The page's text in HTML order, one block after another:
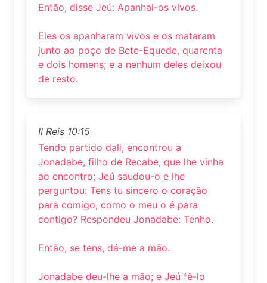
Então, disse Jeú: Apanhai-os vivos.
Eles os apanharam vivos e os mataram
junto ao poço de Bete-Equede, quarenta
e dois homens; e a nenhum deles deixou
de resto.
II Reis 10:15
Tendo partido dali, encontrou a
Jonadabe, filho de Recabe, que lhe vinha
ao encontro; Jeú saudou-o e lhe
perguntou: Tens tu sincero o coração
para comigo, como o meu o é para
contigo? Respondeu Jonadabe: Tenho.
Então, se tens, dá-me a mão.
Jonadabe deu-lhe a mão; e Jeú fê-lo